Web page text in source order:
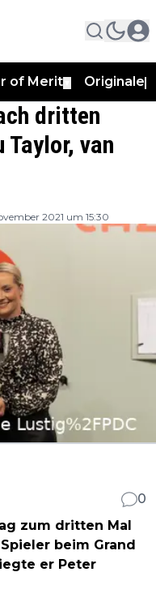
of Merit Originale
dritten
van
2021 um 15:30
0
zum dritten Mal
beim Grand
er Peter